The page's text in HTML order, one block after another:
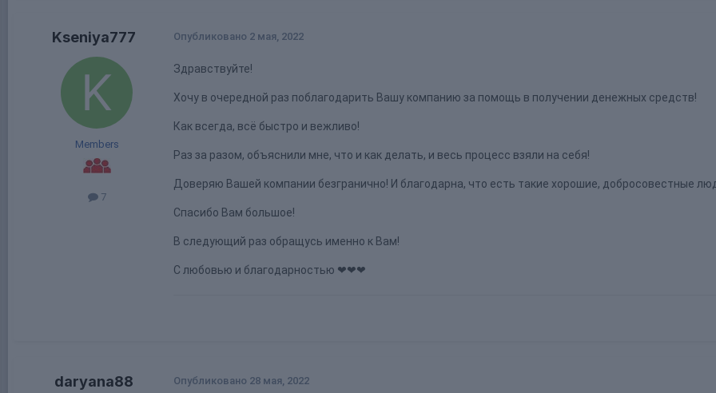
Kseniya777
Members
7
Опубликовано 2 мая, 2022
Здравствуйте!
Хочу в очередной раз поблагодарить Вашу компанию за помощь в получении денежных средств!
Как всегда, всё быстро и вежливо!
Раз за разом, объяснили мне, что и как делать, и весь процесс взяли на себя!
Доверяю Вашей компании безгранично! И благодарна, что есть такие хорошие, добросовестные
Спасибо Вам большое!
В следующий раз обращусь именно к Вам!
С любовью и благодарностью ❤❤❤
daryana88 Опубликовано 28 мая, 2022